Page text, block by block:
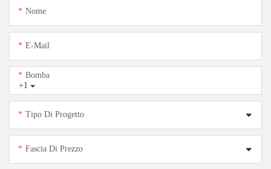
Nome
E-Mail
+1
Bomba
Tipo Di Progetto
Fascia Di Prezzo